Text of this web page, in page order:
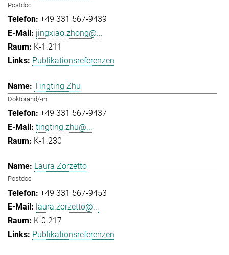
Postdoc
+49 331 567-9439
jingxiao.zhong@...
K-1.211
Publikationsreferenzen
Tingting Zhu
Doktorand/-in
+49 331 567-9437
tingting.zhu@...
K-1.230
Laura Zorzetto
Postdoc
+49 331 567-9453
laura.zorzetto@...
K-0.217
Publikationsreferenzen